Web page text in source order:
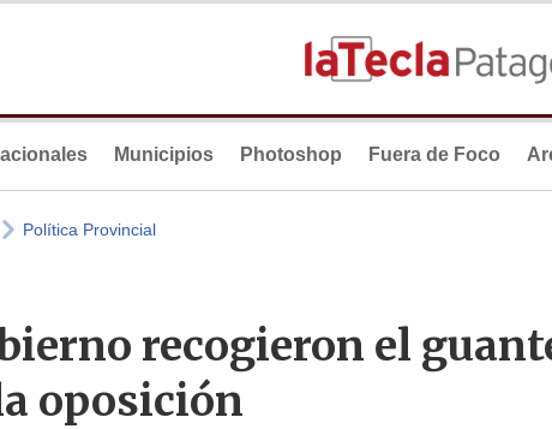
Municipios Photoshop Fuera de Foco
Política Provincial
recogieron el
oposición